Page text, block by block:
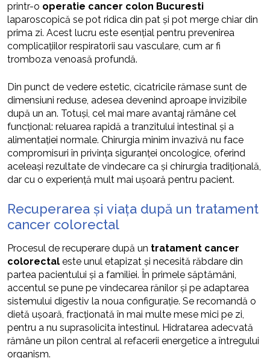
printr-o operatie cancer colon Bucuresti
laparoscopică se pot ridica din pat și pot merge chiar din
prima zi. Acest lucru este esențial pentru prevenirea
complicațiilor respiratorii sau vasculare, cum ar fi
tromboza venoasă profundă.
Din punct de vedere estetic, cicatricile rămase sunt de
dimensiuni reduse, adesea devenind aproape invizibile
după un an. Totuși, cel mai mare avantaj rămâne cel
funcțional: reluarea rapidă a tranzitului intestinal și a
alimentației normale. Chirurgia minim invazivă nu face
compromisuri în privința siguranței oncologice, oferind
aceleași rezultate de vindecare ca și chirurgia tradițională,
dar cu o experiență mult mai ușoară pentru pacient.
Recuperarea și viața după un tratament
cancer colorectal
Procesul de recuperare după un tratament cancer
colorectal este unul etapizat și necesită răbdare din
partea pacientului și a familiei. În primele săptămâni,
accentul se pune pe vindecarea rănilor și pe adaptarea
sistemului digestiv la noua configurație. Se recomandă o
dietă ușoară, fracționată în mai multe mese mici pe zi,
pentru a nu suprasolicita intestinul. Hidratarea adecvată
rămâne un pilon central al refacerii energetice a întregului
organism.